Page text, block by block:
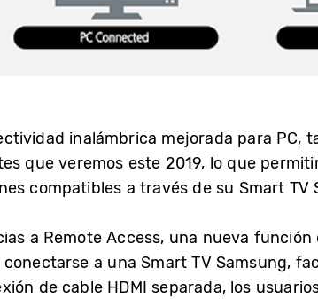
inalámbrica mejorada para PC,
que veremos este 2019, lo que
compatibles a través de su Smart TV
a Remote Access, una nueva
a una Smart TV Samsung,
de cable HDMI separada, los